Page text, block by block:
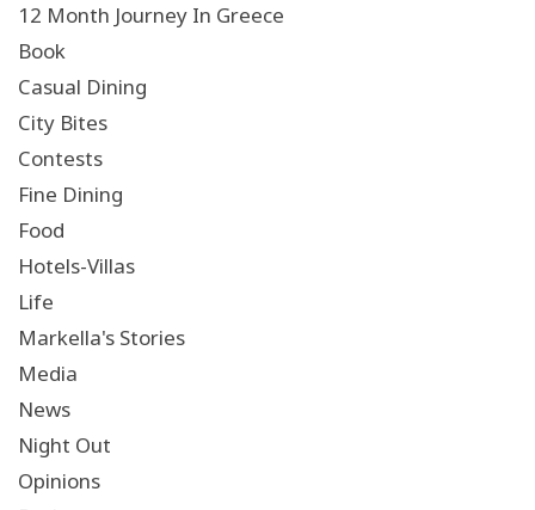
12 Month Journey In Greece
Book
Casual Dining
City Bites
Contests
Fine Dining
Food
Hotels-Villas
Life
Markella's Stories
Media
News
Night Out
Opinions